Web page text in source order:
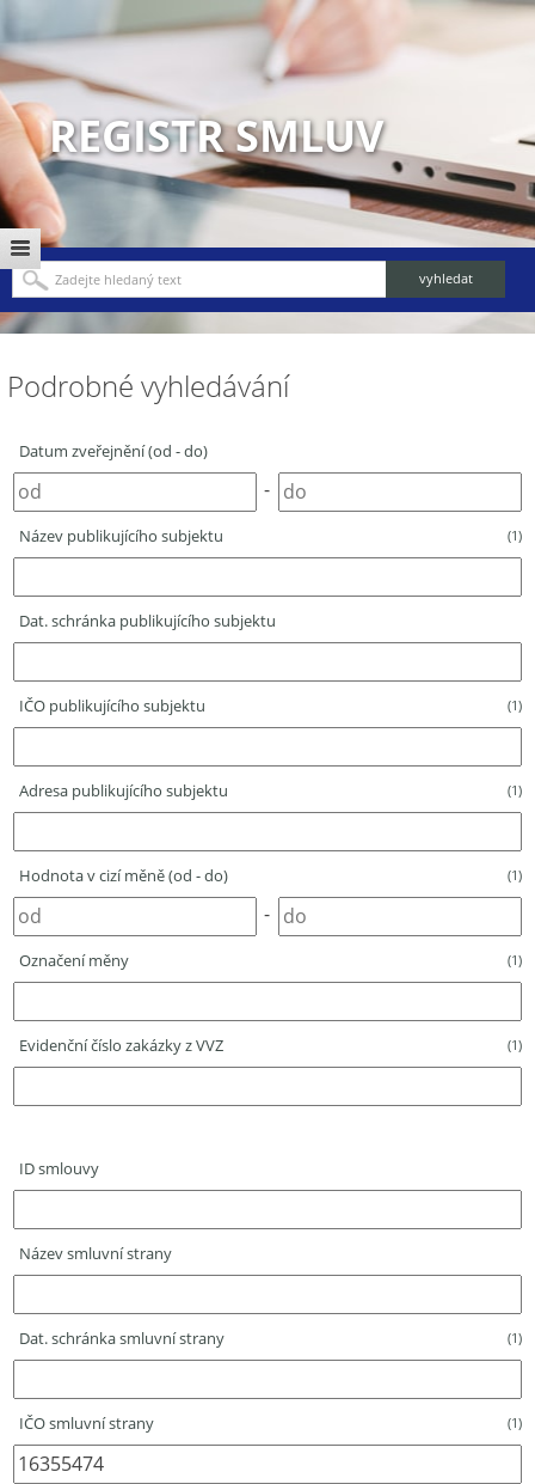
REGISTR SMLUV
Podrobné vyhledávání
Datum zveřejnění (od - do)
-
Název publikujícího subjektu (1)
Dat. schránka publikujícího subjektu
IČO publikujícího subjektu (1)
Adresa publikujícího subjektu (1)
Hodnota v cizí měně (od - do) (1)
-
Označení měny (1)
Evidenční číslo zakázky z VVZ (1)
ID smlouvy
Název smluvní strany
Dat. schránka smluvní strany (1)
IČO smluvní strany (1)